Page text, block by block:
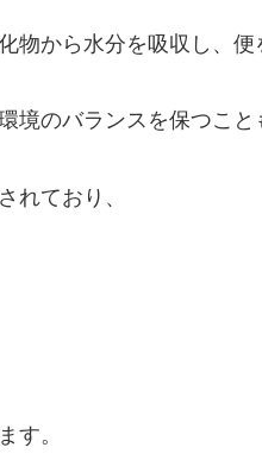
物から水分を吸収し、
境のバランスを保つこと
れており、
す。